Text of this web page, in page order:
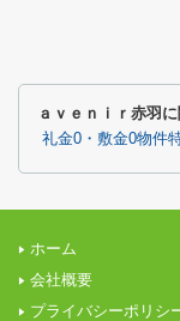
ａｖｅｎｉｒ赤羽
礼金0・敷金0物件
ホーム
会社概要
プライバシーポリシ